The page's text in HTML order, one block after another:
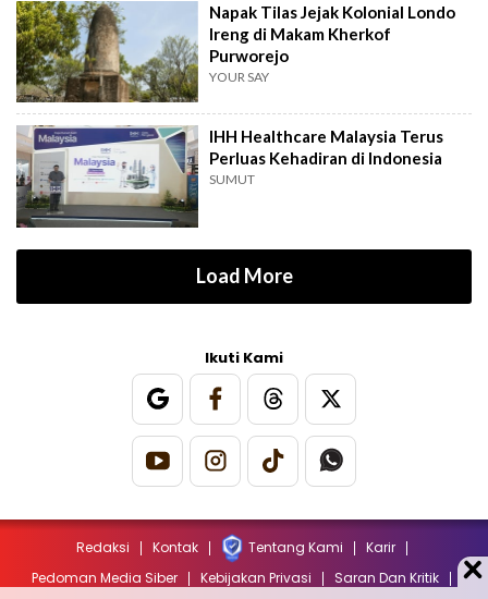
Napak Tilas Jejak Kolonial Londo
Ireng di Makam Kherkof
Purworejo
YOUR SAY
IHH Healthcare Malaysia Terus
Perluas Kehadiran di Indonesia
SUMUT
Load More
Ikuti Kami
Redaksi Kontak Tentang Kami
Karir
Pedoman Media Siber
Kebijakan Privasi Saran Dan Kritik